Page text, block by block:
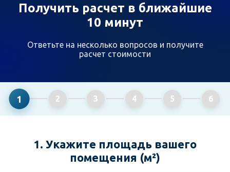
Получить расчет в ближайшие
10 минут
Ответьте на несколько вопросов и получите
расчет стоимости
1 2 3 4 5 6
1. Укажите площадь вашего
помещения (м²)